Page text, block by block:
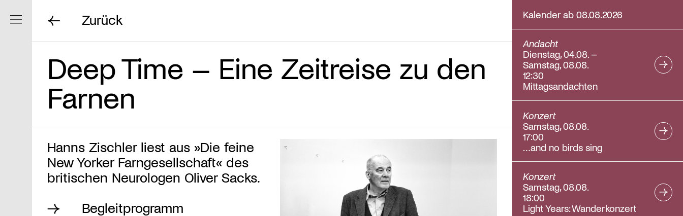
Navigation ein/ausblenden
Zurück
Deep Time – Eine Zeitreise zu den
Farnen
Hanns Zischler liest aus »Die feine
New Yorker Farngesellschaft« des
britischen Neurologen Oliver Sacks.
Begleitprogramm
Kalender ab 08.08.2026
Andacht
Dienstag, 04.08. –
Samstag, 08.08.
12:30
Mittagsandachten
Konzert
Samstag, 08.08.
17:00
…and no birds sing
Konzert
Samstag, 08.08.
18:00
Light Years: Wanderkonzert